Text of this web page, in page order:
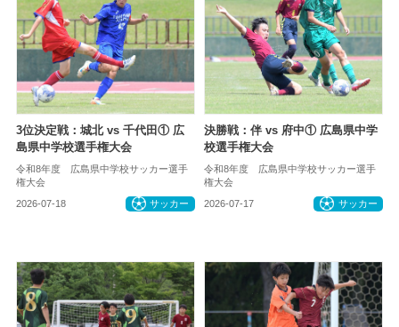
3位決定戦：城北 vs 千代田① 広
島県中学校選手権大会
令和8年度 広島県中学校サッカー選手
権大会
2026-07-18 サッカー
決勝戦：伴 vs 府中① 広島県中学
校選手権大会
令和8年度 広島県中学校サッカー選手
権大会
2026-07-17 サッカー